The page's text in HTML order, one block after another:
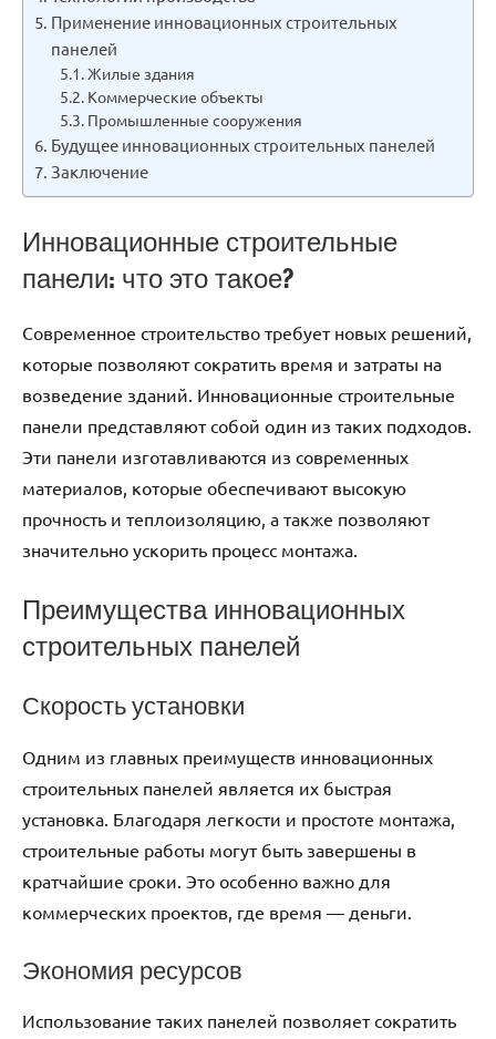
Применение инновационных строительных
панелей
Жилые здания
Коммерческие объекты
Промышленные сооружения
Будущее инновационных строительных панелей
Заключение
Инновационные строительные
панели: что это такое?
Современное строительство требует новых решений,
которые позволяют сократить время и затраты на
возведение зданий. Инновационные строительные
панели представляют собой один из таких подходов.
Эти панели изготавливаются из современных
материалов, которые обеспечивают высокую
прочность и теплоизоляцию, а также позволяют
значительно ускорить процесс монтажа.
Преимущества инновационных
строительных панелей
Скорость установки
Одним из главных преимуществ инновационных
строительных панелей является их быстрая
установка. Благодаря легкости и простоте монтажа,
строительные работы могут быть завершены в
кратчайшие сроки. Это особенно важно для
коммерческих проектов, где время — деньги.
Экономия ресурсов
Использование таких панелей позволяет сократить